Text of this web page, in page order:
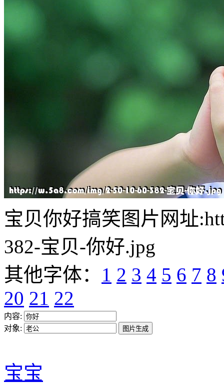
宝贝你好搞笑图片网址
382-宝贝-你好.jpg
其他字体： 1 2 3 4 5 6 7 8
20 21 22
内容:
对象:
宝宝